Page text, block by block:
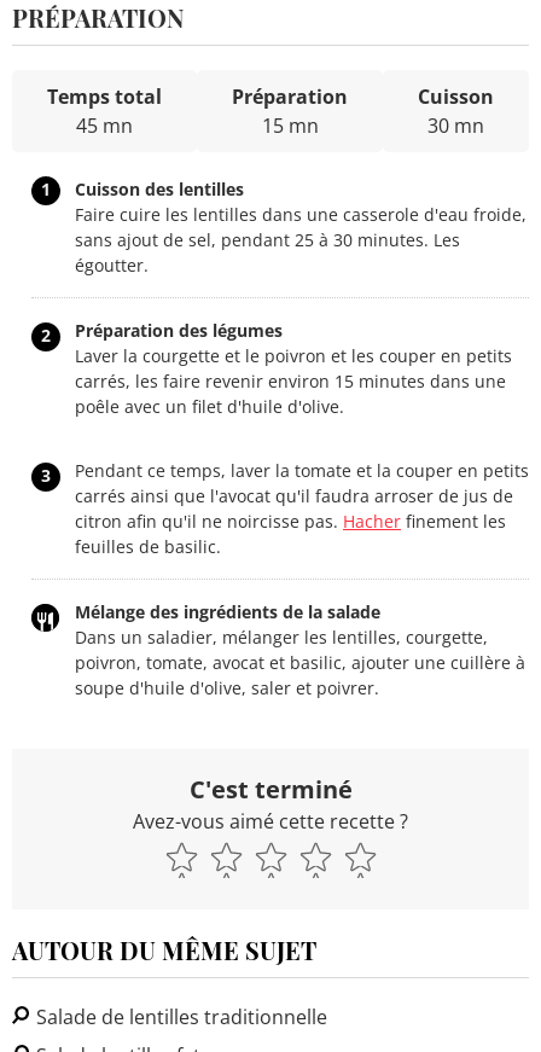
PRÉPARATION
Temps total
45 mn
Préparation
15 mn
Cuisson
30 mn
1
Cuisson des lentilles
Faire cuire les lentilles dans une casserole d'eau froide,
sans ajout de sel, pendant 25 à 30 minutes. Les
égoutter.
2
Préparation des légumes
Laver la courgette et le poivron et les couper en petits
carrés, les faire revenir environ 15 minutes dans une
poêle avec un filet d'huile d'olive.
3
Pendant ce temps, laver la tomate et la couper en petits
carrés ainsi que l'avocat qu'il faudra arroser de jus de
citron afin qu'il ne noircisse pas. Hacher finement les
feuilles de basilic.
Mélange des ingrédients de la salade
Dans un saladier, mélanger les lentilles, courgette,
poivron, tomate, avocat et basilic, ajouter une cuillère à
soupe d'huile d'olive, saler et poivrer.
C'est terminé
Avez-vous aimé cette recette ?
AUTOUR DU MÊME SUJET
Salade de lentilles traditionnelle